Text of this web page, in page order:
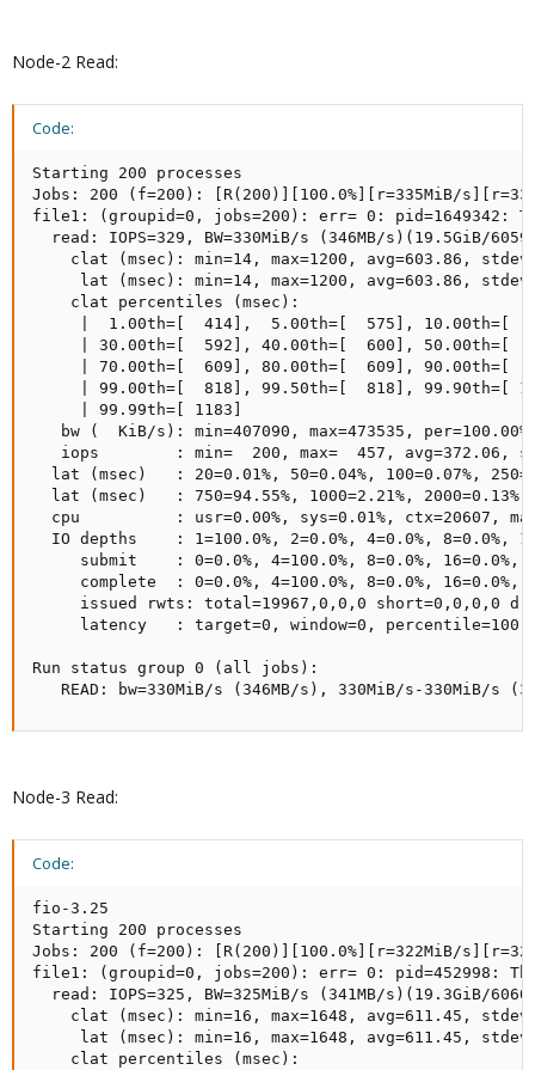
Node-2 Read:
Code:
Starting 200 processes
Jobs: 200 (f=200): [R(200)][100.0%][r=335MiB/
file1: (groupid=0, jobs=200): err= 0: pid=1649342:
read: IOPS=329, BW=330MiB/s (346MB/s)(19.5GiB/
clat (msec): min=14, max=1200, avg=603.86,
lat (msec): min=14, max=1200, avg=603.86,
    clat percentiles (msec):
|  1.00th=[  414],  5.00th=[  575], 10.00th=[
| 30.00th=[  592], 40.00th=[  600], 50.00th=[
| 70.00th=[  609], 80.00th=[  609], 90.00th=[
| 99.00th=[  818], 99.50th=[  818], 99.90th=[
     | 99.99th=[ 1183]
bw (  KiB/s): min=407090, max=473535,
iops        : min=  200, max=  457, avg=372.06,
lat (msec)   : 20=0.01%, 50=0.04%, 100=0.07%,
  lat (msec)   : 750=94.55%, 1000=2.21%, 2000=0.13%
cpu          : usr=0.00%, sys=0.01%, ctx=20607,
IO depths    : 1=100.0%, 2=0.0%, 4=0.0%, 8=0.0%,
submit    : 0=0.0%, 4=100.0%, 8=0.0%, 16=0.0%,
complete  : 0=0.0%, 4=100.0%, 8=0.0%, 16=0.0%,
issued rwts: total=19967,0,0,0 short=0,0,0,0
latency   : target=0, window=0,
Run status group 0 (all jobs):
READ: bw=330MiB/s (346MB/s), 330MiB/s-330MiB/s
Node-3 Read:
Code:
fio-3.25
Starting 200 processes
Jobs: 200 (f=200): [R(200)][100.0%][r=322MiB/
file1: (groupid=0, jobs=200): err= 0: pid=452998:
read: IOPS=325, BW=325MiB/s (341MB/s)(19.3GiB/
clat (msec): min=16, max=1648, avg=611.45,
lat (msec): min=16, max=1648, avg=611.45,
    clat percentiles (msec):